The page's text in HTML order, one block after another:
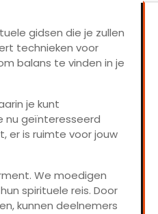
gidsen die je zullen
technieken voor
balans te vinden in je
je kunt
nu geïnteresseerd
er is ruimte voor jouw
We moedigen
spirituele reis. Door
kunnen deelnemers